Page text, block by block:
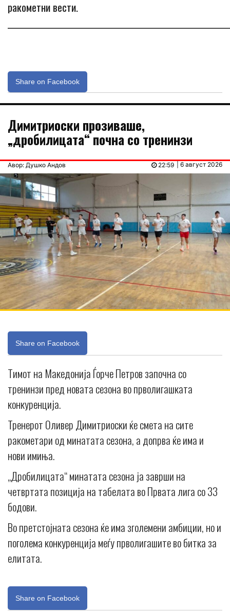
ракометни вести.
Share on Facebook
Димитриоски прозиваше,
„дробилицата“ почна со тренинзи
Авор: Душко Андов | 6 август 2026
22:59
Share on Facebook
Тимот на Македонија Ѓорче Петров започна со
тренинзи пред новата сезона во прволигашката
конкуренција.
Тренерот Оливер Димитриоски ќе смета на сите
ракометари од минатата сезона, а допрва ќе има и
нови имиња.
„Дробилицата“ минатата сезона ја заврши на
четвртата позиција на табелата во Првата лига со 33
бодови.
Во претстојната сезона ќе има зголемени амбиции, но и
поголема конкуренција меѓу прволигашите во битка за
елитата.
Share on Facebook